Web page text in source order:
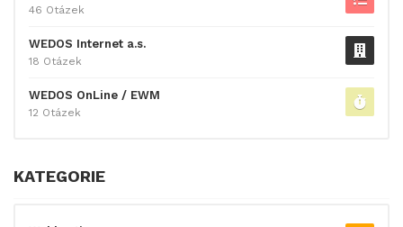
46 Otázek
WEDOS Internet a.s.
18 Otázek
WEDOS OnLine / EWM
12 Otázek
KATEGORIE